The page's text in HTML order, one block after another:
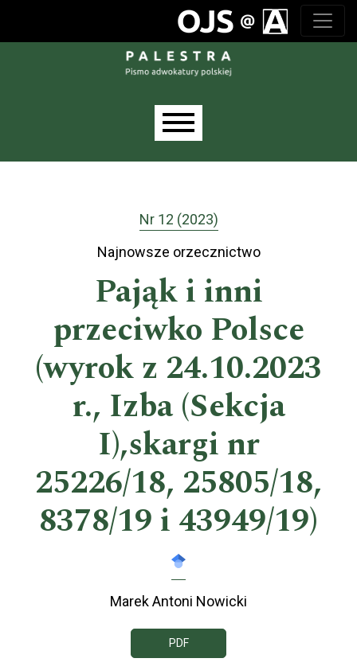
Nr 12 (2023)
Najnowsze orzecznictwo
Pająk i inni
przeciwko Polsce
(wyrok z 24.10.2023
r., Izba (Sekcja
I),skargi nr
25226/18, 25805/18,
8378/19 i 43949/19)
Marek Antoni Nowicki
PDF